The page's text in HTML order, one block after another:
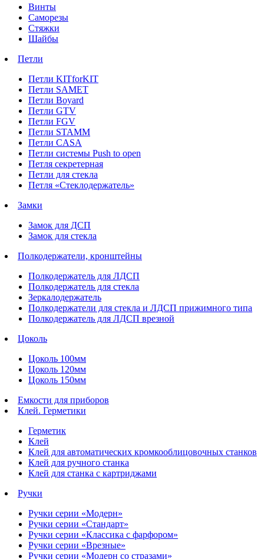
Винты
Саморезы
Стяжки
Шайбы
Петли
Петли KITforKIT
Петли SAMET
Петли Boyard
Петли GTV
Петли FGV
Петли STAMM
Петли CASA
Петли системы Push to open
Петля секретерная
Петли для стекла
Петля «Стеклодержатель»
Замки
Замок для ДСП
Замок для стекла
Полкодержатели, кронштейны
Полкодержатель для ЛДСП
Полкодержатель для стекла
Зеркалодержатель
Полкодержатели для стекла и ЛДСП прижимного типа
Полкодержатель для ЛДСП врезной
Цоколь
Цоколь 100мм
Цоколь 120мм
Цоколь 150мм
Емкости для приборов
Клей. Герметики
Герметик
Клей
Клей для автоматических кромкооблицовочных станков
Клей для ручного станка
Клей для станка с картриджами
Ручки
Ручки серии «Модерн»
Ручки серии «Стандарт»
Ручки серии «Классика с фарфором»
Ручки серии «Врезные»
Ручки серии «Модерн со стразами»